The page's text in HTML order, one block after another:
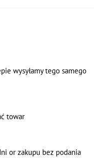
wysyłamy tego samego
towar
or zakupu bez podania